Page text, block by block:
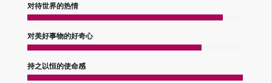
对待世界的热情
对美好事物的好奇心
持之以恒的使命感